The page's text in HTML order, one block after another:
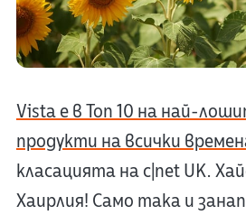
Vista е в Топ 10 на най-
продукти на всички
класацията на c|net UK.
Хаирлия! Само така и